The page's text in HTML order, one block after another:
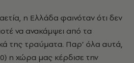
η Ελλάδα φαινόταν ότι δεν
να ανακάμψει από τα
της τραύματα. Παρ’ όλα αυτά,
η χώρα μας κέρδισε την